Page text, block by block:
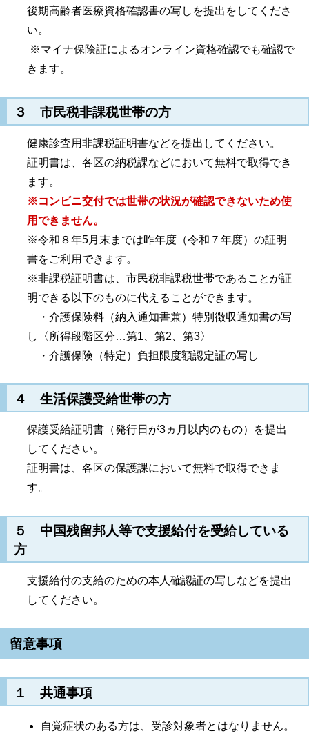
後期高齢者医療資格確認書の写しを提出をしてくださ
い。
※マイナ保険証によるオンライン資格確認でも確認で
きます。
３ 市民税非課税世帯の方
健康診査用非課税証明書などを提出してください。
証明書は、各区の納税課などにおいて無料で取得でき
ます。
※コンビニ交付では世帯の状況が確認できないため使
用できません。
※令和８年5月末までは昨年度（令和７年度）の証明
書をご利用できます。
※非課税証明書は、市民税非課税世帯であることが証
明できる以下のものに代えることができます。
・介護保険料（納入通知書兼）特別徴収通知書の写
し〈所得段階区分…第1、第2、第3〉
・介護保険（特定）負担限度額認定証の写し
４ 生活保護受給世帯の方
保護受給証明書（発行日が3ヵ月以内のもの）を提出
してください。
証明書は、各区の保護課において無料で取得できま
す。
５ 中国残留邦人等で支援給付を受給している
方
支援給付の支給のための本人確認証の写しなどを提出
してください。
留意事項
１ 共通事項
自覚症状のある方は、受診対象者とはなりません。